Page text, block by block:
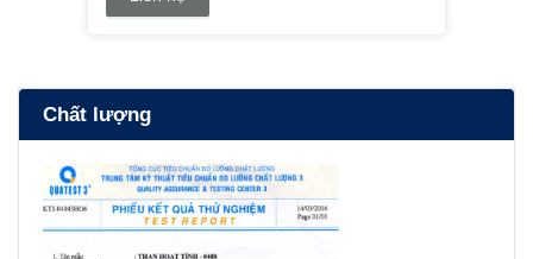
Chất lượng